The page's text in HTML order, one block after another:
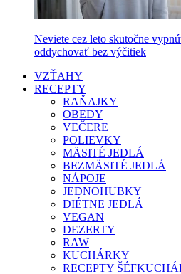
Neviete cez leto skutočne
oddychovať bez výčitiek
VZŤAHY
RECEPTY
RAŇAJKY
OBEDY
VEČERE
POLIEVKY
MÄSITÉ JEDLÁ
BEZMÄSITÉ JEDLÁ
NÁPOJE
JEDNOHUBKY
DIÉTNE JEDLÁ
VEGAN
DEZERTY
RAW
KUCHÁRKY
RECEPTY